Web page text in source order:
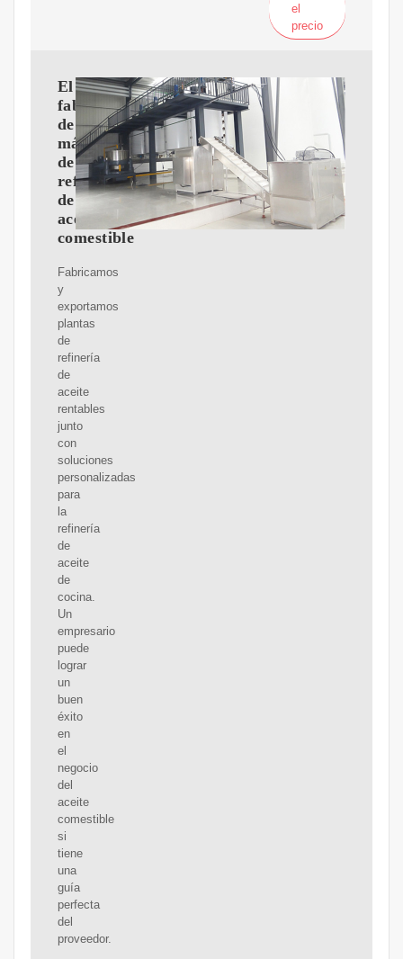
el
precio
El
fabricante
de
máquinas
de
refinería
de
aceite
comestible
Fabricamos
y
exportamos
plantas
de
refinería
de
aceite
rentables
junto
con
soluciones
personalizadas
para
la
refinería
de
aceite
de
cocina.
Un
empresario
puede
lograr
un
buen
éxito
en
el
negocio
del
aceite
comestible
si
tiene
una
guía
perfecta
del
proveedor.